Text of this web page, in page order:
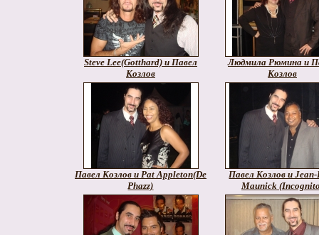
Steve Lee(Gotthard) и Павел
Козлов
Людмила Рюмина и
Козлов
Павел Козлов и Pat Appleton(De
Phazz)
Павел Козлов и
Maunick